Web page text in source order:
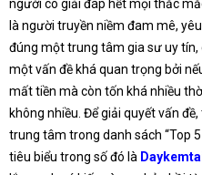
người cô giải đáp hết mọi thắc
là người truyền niềm đam mê,
đúng một trung tâm gia sư uy
một vấn đề khá quan trọng bởi
mất tiền mà còn tốn khá nhiều
không nhiều. Để giải quyết vấn
trung tâm trong danh sách “Top
tiêu biểu trong số đó là